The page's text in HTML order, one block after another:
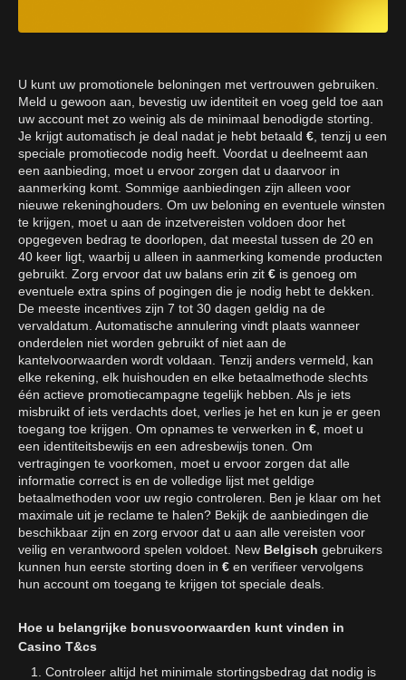
U kunt uw promotionele beloningen met vertrouwen gebruiken.
Meld u gewoon aan, bevestig uw identiteit en voeg geld toe aan
uw account met zo weinig als de minimaal benodigde storting.
Je krijgt automatisch je deal nadat je hebt betaald € , tenzij u een
speciale promotiecode nodig heeft. Voordat u deelneemt aan
een aanbieding, moet u ervoor zorgen dat u daarvoor in
aanmerking komt. Sommige aanbiedingen zijn alleen voor
nieuwe rekeninghouders. Om uw beloning en eventuele winsten
te krijgen, moet u aan de inzetvereisten voldoen door het
opgegeven bedrag te doorlopen, dat meestal tussen de 20 en
40 keer ligt, waarbij u alleen in aanmerking komende producten
gebruikt. Zorg ervoor dat uw balans erin zit € is genoeg om
eventuele extra spins of pogingen die je nodig hebt te dekken.
De meeste incentives zijn 7 tot 30 dagen geldig na de
vervaldatum. Automatische annulering vindt plaats wanneer
onderdelen niet worden gebruikt of niet aan de
kantelvoorwaarden wordt voldaan. Tenzij anders vermeld, kan
elke rekening, elk huishouden en elke betaalmethode slechts
één actieve promotiecampagne tegelijk hebben. Als je iets
misbruikt of iets verdachts doet, verlies je het en kun je er geen
toegang toe krijgen. Om opnames te verwerken in € , moet u
een identiteitsbewijs en een adresbewijs tonen. Om
vertragingen te voorkomen, moet u ervoor zorgen dat alle
informatie correct is en de volledige lijst met geldige
betaalmethoden voor uw regio controleren. Ben je klaar om het
maximale uit je reclame te halen? Bekijk de aanbiedingen die
beschikbaar zijn en zorg ervoor dat u aan alle vereisten voor
veilig en verantwoord spelen voldoet. New Belgisch gebruikers
kunnen hun eerste storting doen in € en verifieer vervolgens
hun account om toegang te krijgen tot speciale deals.
Hoe u belangrijke bonusvoorwaarden kunt vinden in
Casino T&cs
Controleer altijd het minimale stortingsbedrag dat nodig is